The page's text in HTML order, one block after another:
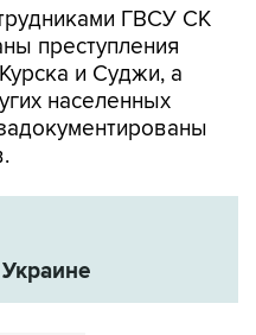
ГВСУ СК
преступления
и Суджи, а
населенных